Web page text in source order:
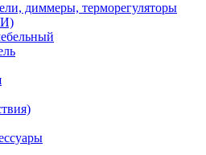
диммеры, терморегуляторы